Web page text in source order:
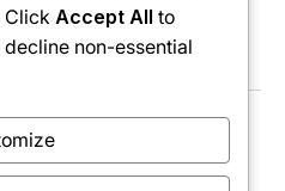
Pernah Diduga
Click Accept All to
decline non-essential